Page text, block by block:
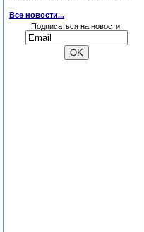
Все новости...
Подписаться на новости: